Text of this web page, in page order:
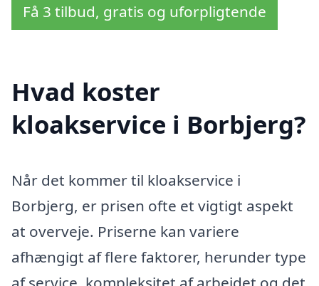
Få 3 tilbud, gratis og uforpligtende
Hvad koster
kloakservice i Borbjerg?
Når det kommer til kloakservice i
Borbjerg, er prisen ofte et vigtigt aspekt
at overveje. Priserne kan variere
afhængigt af flere faktorer, herunder type